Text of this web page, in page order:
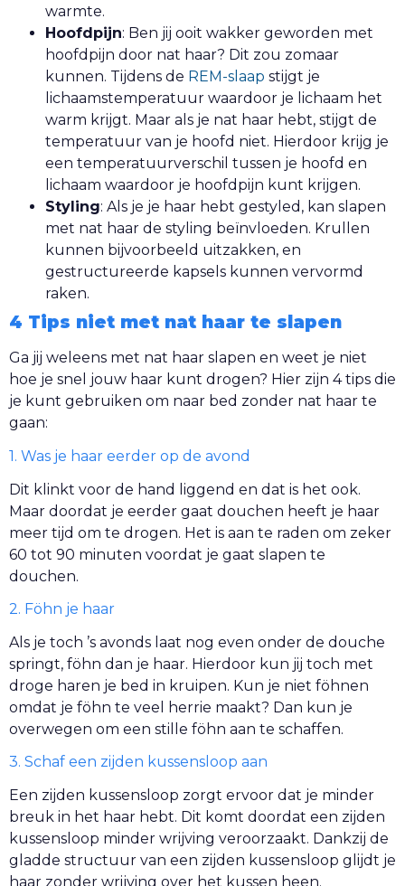
warmte.
Hoofdpijn: Ben jij ooit wakker geworden met
hoofdpijn door nat haar? Dit zou zomaar
kunnen. Tijdens de REM-slaap stijgt je
lichaamstemperatuur waardoor je lichaam het
warm krijgt. Maar als je nat haar hebt, stijgt de
temperatuur van je hoofd niet. Hierdoor krijg je
een temperatuurverschil tussen je hoofd en
lichaam waardoor je hoofdpijn kunt krijgen.
Styling: Als je je haar hebt gestyled, kan slapen
met nat haar de styling beïnvloeden. Krullen
kunnen bijvoorbeeld uitzakken, en
gestructureerde kapsels kunnen vervormd
raken.
4 Tips niet met nat haar te slapen
Ga jij weleens met nat haar slapen en weet je niet
hoe je snel jouw haar kunt drogen? Hier zijn 4 tips die
je kunt gebruiken om naar bed zonder nat haar te
gaan:
1. Was je haar eerder op de avond
Dit klinkt voor de hand liggend en dat is het ook.
Maar doordat je eerder gaat douchen heeft je haar
meer tijd om te drogen. Het is aan te raden om zeker
60 tot 90 minuten voordat je gaat slapen te
douchen.
2. Föhn je haar
Als je toch ’s avonds laat nog even onder de douche
springt, föhn dan je haar. Hierdoor kun jij toch met
droge haren je bed in kruipen. Kun je niet föhnen
omdat je föhn te veel herrie maakt? Dan kun je
overwegen om een stille föhn aan te schaffen.
3. Schaf een zijden kussensloop aan
Een zijden kussensloop zorgt ervoor dat je minder
breuk in het haar hebt. Dit komt doordat een zijden
kussensloop minder wrijving veroorzaakt. Dankzij de
gladde structuur van een zijden kussensloop glijdt je
haar zonder wrijving over het kussen heen.